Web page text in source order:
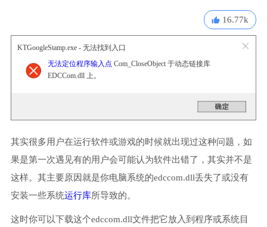
16.77k
KTGoogleStamp.exe - 无法找到入口
无法定位程序输入点 Com_CloseObject 于动态链接库
EDCCom.dll 上。
其实很多用户在运行软件或游戏的时候就出现过这种问题，如
果是第一次遇见有的用户会可能认为软件出错了，其实并不是
这样。其主要原因就是你电脑系统的edccom.dll丢失了或没有
安装一些系统运行库所导致的。
这时你可以下载这个edccom.dll文件把它放入到程序或系统目